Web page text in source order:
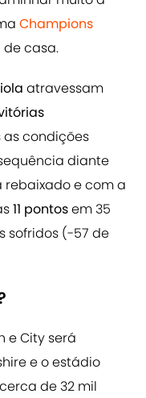
Champions
casa.
atravessam
condições
diante
rebaixado e com a
11 pontosem 35
sofridos (-57 de
e City será
e o estádio
de 32 mil